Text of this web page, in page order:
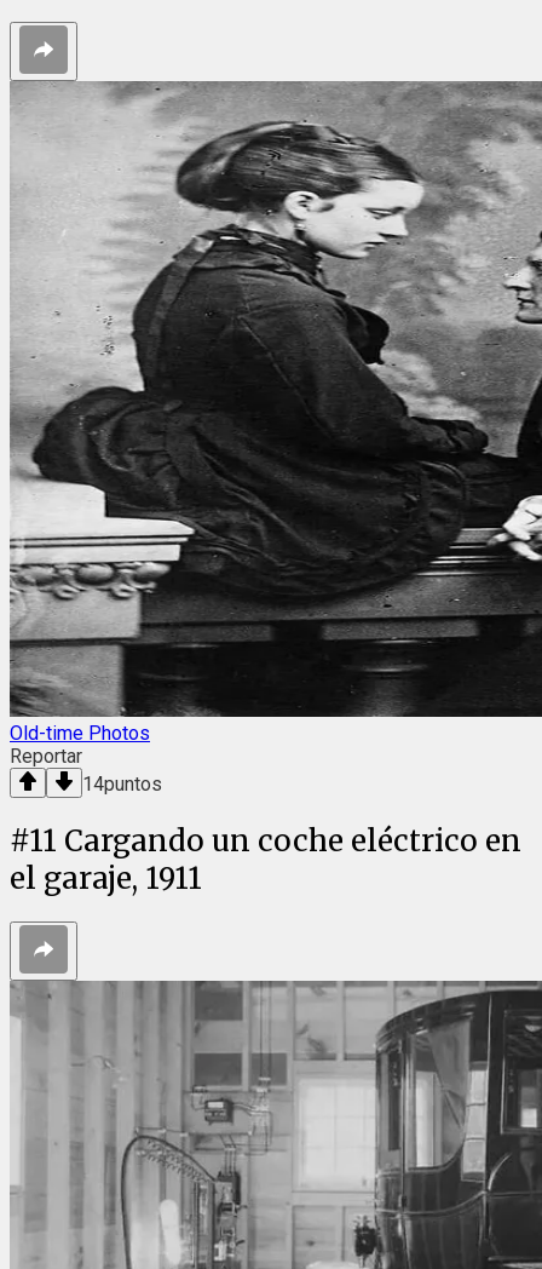
Old-time Photos
Reportar
14puntos
#11 Cargando un coche eléctrico en
el garaje, 1911